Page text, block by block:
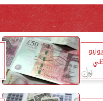
سعر الدولار اليوم الخميس 11 يونيو